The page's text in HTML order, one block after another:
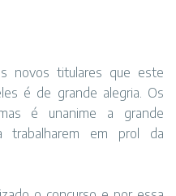
novos titulares que este
é de grande alegria. Os
é unanime a grande
trabalharem em prol da